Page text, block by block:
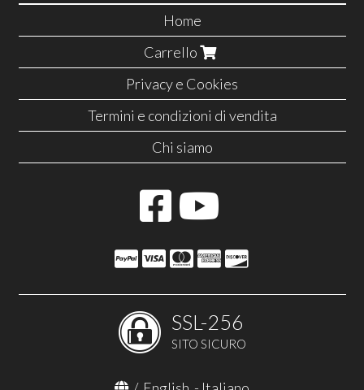
Home
Carrello
Privacy e Cookies
Termini e condizioni di vendita
Chi siamo
SSL-256
SITO SICURO